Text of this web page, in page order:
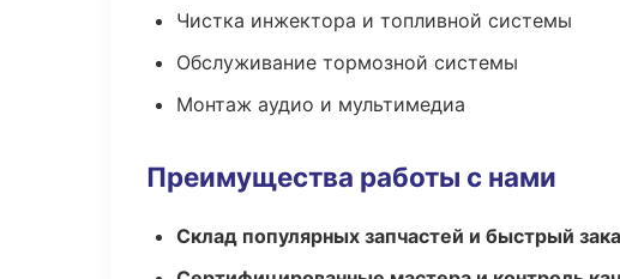
Чистка инжектора и топливной системы
Обслуживание тормозной системы
Монтаж аудио и мультимедиа
Преимущества работы с нами
Склад популярных запчастей и быстрый